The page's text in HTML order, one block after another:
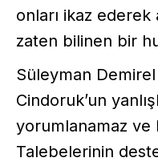
onları ikaz ederek
zaten bilinen bir
Süleyman
Cindoruk’un
yorumlanamaz ve
Talebelerinin